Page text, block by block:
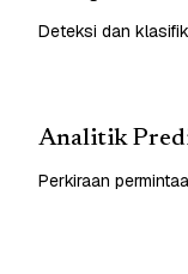
Deteksi dan
Analitik
Perkiraan